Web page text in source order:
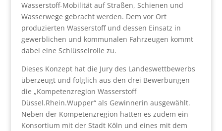
Wasserstoff-Mobilität auf Straßen, Schienen und
Wasserwege gebracht werden. Dem vor Ort
produzierten Wasserstoff und dessen Einsatz in
gewerblichen und kommunalen Fahrzeugen kommt
dabei eine Schlüsselrolle zu.
Dieses Konzept hat die Jury des Landeswettbewerbs
überzeugt und folglich aus den drei Bewerbungen
die „Kompetenzregion Wasserstoff
Düssel.Rhein.Wupper“ als Gewinnerin ausgewählt.
Neben der Kompetenzregion hatten es zudem ein
Konsortium mit der Stadt Köln und eines mit dem